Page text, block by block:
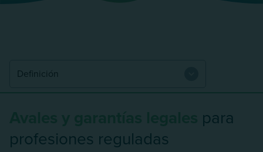
para
profesiones reguladas